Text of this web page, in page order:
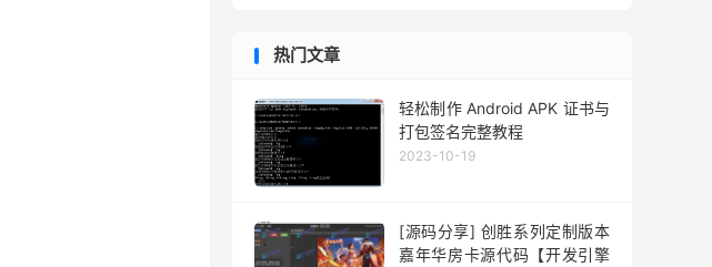
热门文章
轻松制作 Android APK 证书与
打包签名完整教程
2023-10-19
[源码分享] 创胜系列定制版本
嘉年华房卡源代码【开发引擎